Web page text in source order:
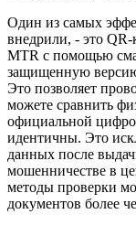
Один из самых
внедрили, - это
MTR с помощью
защищенную
Это позволяет
можете сравнить
официальной
идентичны. Это
данных после
мошенничестве в
методы проверки
документов более